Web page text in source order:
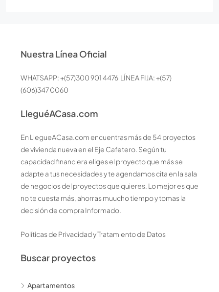
Nuestra Línea Oficial
WHATSAPP: +(57)300 901 4476 LÍNEA FIJA: +(57)
(606)347 0060
LleguéACasa.com
En LlegueACasa.com encuentras más de 54 proyectos
de vivienda nueva en el Eje Cafetero. Según tu
capacidad financiera eliges el proyecto que más se
adapte a tus necesidades y te agendamos cita en la sala
de negocios del proyectos que quieres. Lo mejor es que
no te cuesta más, ahorras muucho tiempo y tomas la
decisión de compra Informado.
Políticas de Privacidad y Tratamiento de Datos
Buscar proyectos
Apartamentos